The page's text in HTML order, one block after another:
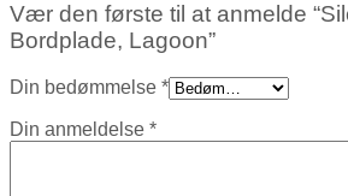
Vær den første til at anmelde
Bordplade, Lagoon”
Din bedømmelse *
Din anmeldelse *